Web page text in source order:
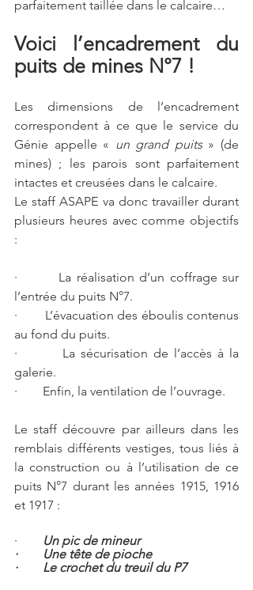
parfaitement taillée dans le calcaire…
Voici l’encadrement du
puits de mines N°7 !
Les dimensions de l’encadrement
correspondent à ce que le service du
Génie appelle « un grand puits » (de
mines) ; les parois sont parfaitement
intactes et creusées dans le calcaire.
Le staff ASAPE va donc travailler durant
plusieurs heures avec comme objectifs
:
·        La réalisation d’un coffrage sur
l’entrée du puits N°7.
·        L’évacuation des éboulis contenus
au fond du puits.
·        La sécurisation de l’accès à la
galerie.
·        Enfin, la ventilation de l’ouvrage.
Le staff découvre par ailleurs dans les
remblais différents vestiges, tous liés à
la construction ou à l’utilisation de ce
puits N°7 durant les années 1915, 1916
et 1917 :
·
   Un pic de mineur
·        Une tête de pioche
·        Le crochet du treuil du P7